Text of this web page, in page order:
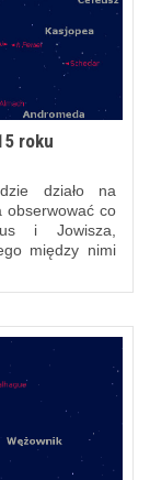
roku
działo na
obserwować co
i Jowisza,
między nimi